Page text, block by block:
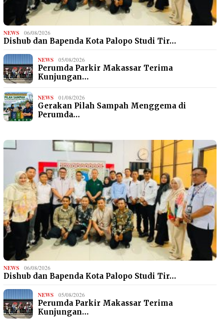
NEWS 06/08/2026
Dishub dan Bapenda Kota Palopo Studi Tir…
NEWS 05/08/2026
Perumda Parkir Makassar Terima
Kunjungan…
NEWS 01/08/2026
Gerakan Pilah Sampah Menggema di
Perumda…
NEWS 06/08/2026
Dishub dan Bapenda Kota Palopo Studi Tir…
NEWS 05/08/2026
Perumda Parkir Makassar Terima
Kunjungan…